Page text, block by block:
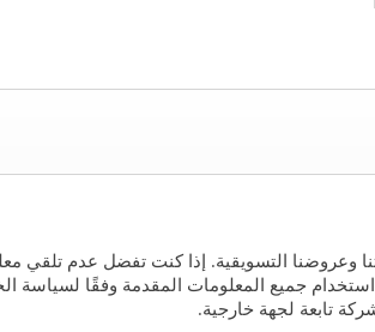
وعروضنا التسويقية. إذا كنت تفضل عدم تلقي
استخدام جميع المعلومات المقدمة وفقًا لسياسة
تابعة لجهة خارجية.